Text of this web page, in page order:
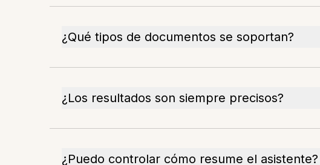
¿Qué tipos de documentos se soportan?
¿Los resultados son siempre precisos?
¿Puedo controlar cómo resume el asistente?